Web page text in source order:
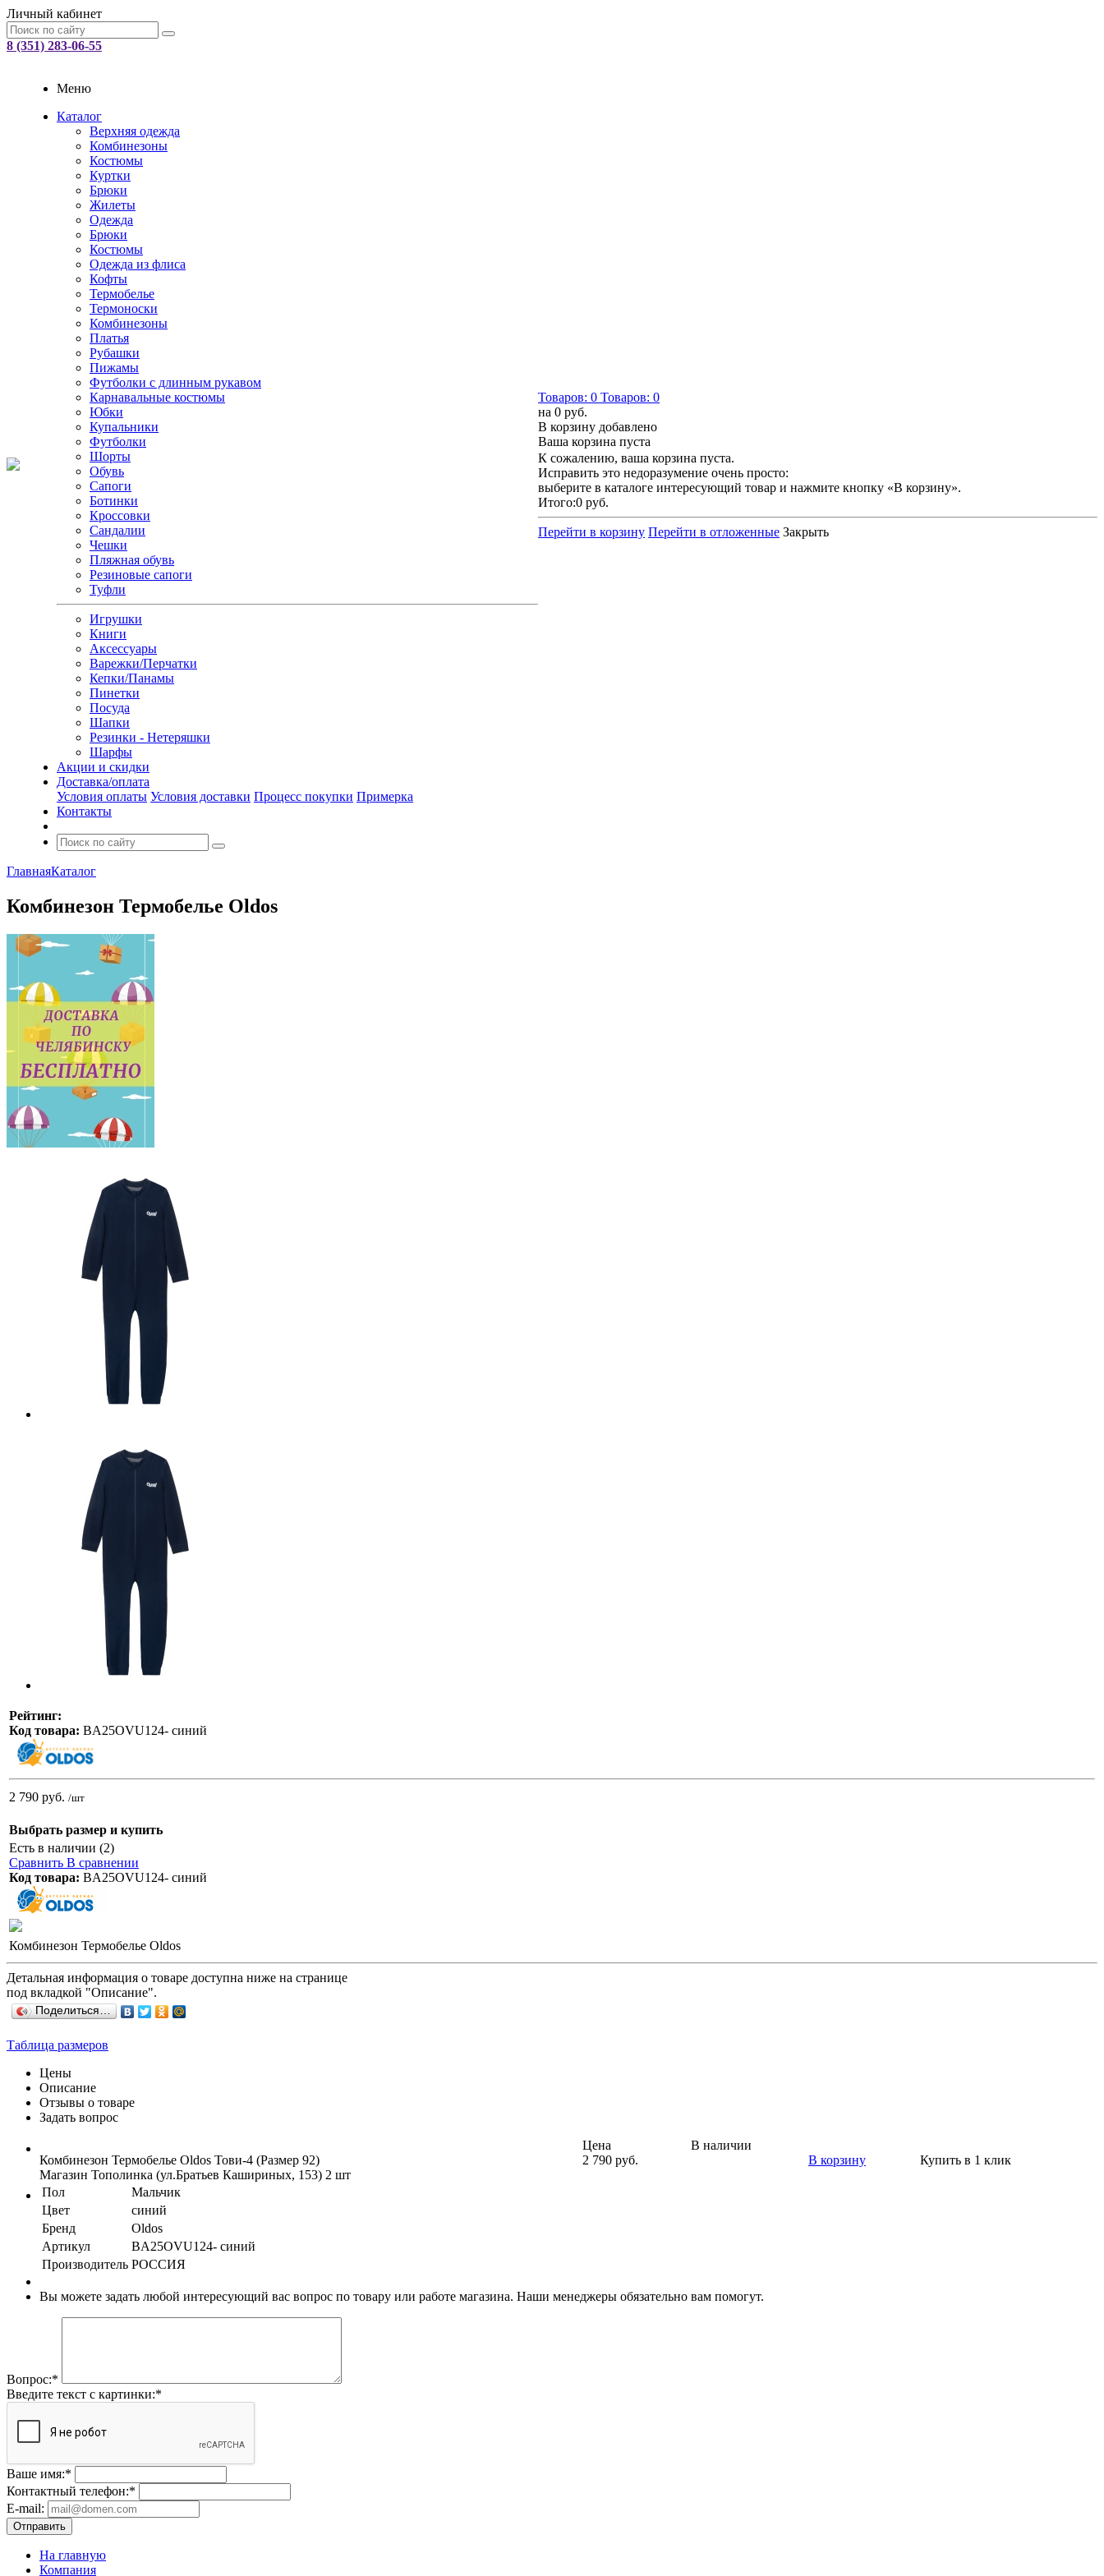
Личный кабинет
8 (351) 283-06-55
Меню
Каталог
Верхняя одежда
Комбинезоны
Костюмы
Куртки
Брюки
Жилеты
Одежда
Брюки
Костюмы
Одежда из флиса
Кофты
Термобелье
Термоноски
Комбинезоны
Платья
Рубашки
Пижамы
Футболки с длинным рукавом
Карнавальные костюмы
Юбки
Купальники
Футболки
Шорты
Обувь
Сапоги
Ботинки
Кроссовки
Сандалии
Чешки
Пляжная обувь
Резиновые сапоги
Туфли
Игрушки
Книги
Аксессуары
Варежки/Перчатки
Кепки/Панамы
Пинетки
Посуда
Шапки
Резинки - Нетеряшки
Шарфы
Акции и скидки
Доставка/оплата
Условия оплаты Условия доставки Процесс покупки Примерка
Контакты
Товаров: 0 Товаров: 0
на 0 руб.
В корзину добавлено
Ваша корзина пуста
К сожалению, ваша корзина пуста.
Исправить это недоразумение очень просто:
выберите в каталоге интересующий товар и нажмите кнопку «В корзину».
Итого:0 руб.
Перейти в корзину Перейти в отложенные Закрыть
ГлавнаяКаталог
Комбинезон Термобелье Oldos
Рейтинг:
Код товара: BA25OVU124- синий
2 790 руб. /шт
Выбрать размер и купить
Есть в наличии (2)
Сравнить В сравнении
Код товара: BA25OVU124- синий
Комбинезон Термобелье Oldos
Детальная информация о товаре доступна ниже на странице
под вкладкой "Описание".
Поделиться…
Таблица размеров
Цены
Описание
Отзывы о товаре
Задать вопрос
Цена
В наличии
Комбинезон Термобелье Oldos Тови-4 (Размер 92)
2 790 руб. В корзину
Купить в 1 клик
Магазин Тополинка (ул.Братьев Кашириных, 153) 2 шт
Пол
Мальчик
Цвет
синий
Бренд
Oldos
Артикул
BA25OVU124- синий
Производитель РОССИЯ
Вы можете задать любой интересующий вас вопрос по товару или работе магазина. Наши менеджеры обязательно вам помогут.
Вопрос:*
Введите текст с картинки:*
Ваше имя:*
Контактный телефон:*
E-mail:
Отправить
На главную
Компания